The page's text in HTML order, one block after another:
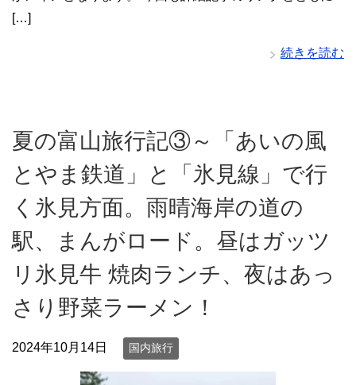
[…]
続きを読む
夏の富山旅行記③～「あいの風
とやま鉄道」と「氷見線」で行
く氷見方面。雨晴海岸の道の
駅、まんがロード。昼はガッツ
リ氷見牛 焼肉ランチ、夜はあっ
さり野菜ラーメン！
2024年10月14日 国内旅行